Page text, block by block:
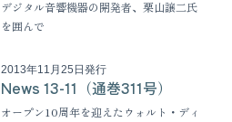
デジタル音響機器の開発者、栗山譲二氏
を囲んで
2013年11月25日発行
News 13-11（通巻311号）
オープン10周年を迎えたウォルト・ディ